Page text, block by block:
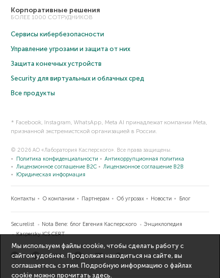
Корпоративные решения
БОЛЕЕ 1000 СОТРУДНИКОВ
Сервисы кибербезопасности
Управление угрозами и защита от них
Защита конечных устройств
Security для виртуальных и облачных сред
Все продукты
* Facebook, Instagram, WhatsApp, Meta AI принадлежат компании Meta,
признанной экстремистской организацией в России.
© 2026 АО «Лаборатория Касперского». Все права защищены.
Политика конфиденциальности
Антикоррупционная политика
Лицензионное соглашение B2C
Лицензионное соглашение B2B
Юридическая информация
Контакты О компании Партнерам Об угрозах Новости Блог
Securelist Nota Bene: блог Евгения Касперского
Энциклопедия
Kaspersky ICS CERT
Мы используем файлы cookie, чтобы сделать работу с
сайтом удобнее. Продолжая находиться на сайте, вы
соглашаетесь с этим. Подробную информацию о файлах
cookie можно прочитатьздесь.